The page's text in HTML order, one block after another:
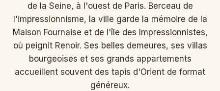
de la Seine, à l'ouest de Paris. Berceau de
l'impressionnisme, la ville garde la mémoire de la
Maison Fournaise et de l'île des Impressionnistes,
où peignit Renoir. Ses belles demeures, ses villas
bourgeoises et ses grands appartements
accueillent souvent des tapis d'Orient de format
généreux.